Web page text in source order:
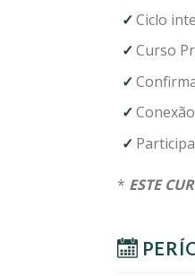
Ciclo
Curso
* ESTE